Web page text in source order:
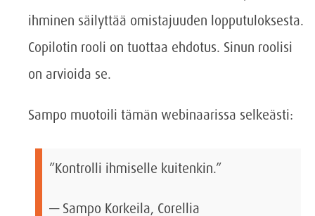
ihminen säilyttää omistajuuden lopputuloksesta.
Copilotin rooli on tuottaa ehdotus. Sinun roolisi
on arvioida se.
Sampo muotoili tämän webinaarissa selkeästi:
”Kontrolli ihmiselle kuitenkin.”
— Sampo Korkeila, Corellia